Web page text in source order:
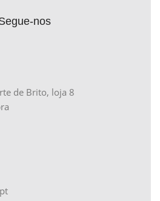
nos
de Brito, loja 8